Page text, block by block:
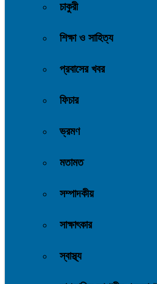
চাকুরী
শিক্ষা ও সাহিত্য
প্রবাসের খবর
ফিচার
ভ্রমণ
মতামত
সম্পাদকীয়
সাক্ষাৎকার
স্বাস্থ্য